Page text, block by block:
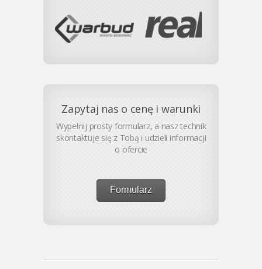
Zapytaj nas o cenę i warunki
Wypełnij prosty formularz, a nasz technik
skontaktuje się z Tobą i udzieli informacji
o ofercie
Formularz